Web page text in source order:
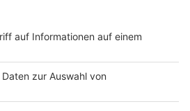
Artikel gemerkt
einem